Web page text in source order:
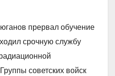
прервал обучение
срочную службу
советских войск